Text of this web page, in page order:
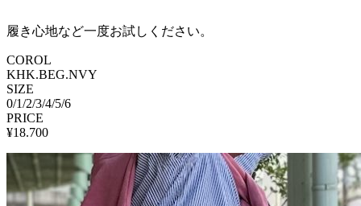
履き心地など一度お試しください。
COROL
KHK.BEG.NVY
SIZE
0/1/2/3/4/5/6
PRICE
¥18.700